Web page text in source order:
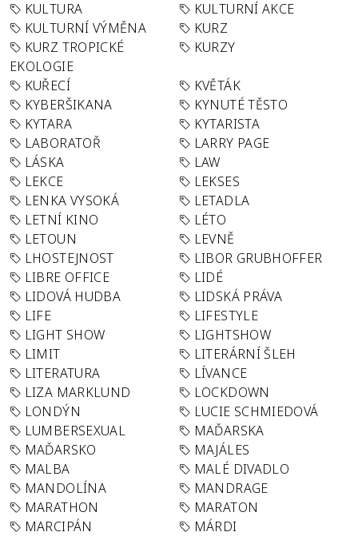
KULTURA
KULTURNÍ AKCE
KULTURNÍ VÝMĚNA
KURZ
KURZ TROPICKÉ
EKOLOGIE
KURZY
KUŘECÍ
KVĚTÁK
KYBERŠIKANA
KYNUTÉ TĚSTO
KYTARA
KYTARISTA
LABORATOŘ
LARRY PAGE
LÁSKA
LAW
LEKCE
LEKSES
LENKA VYSOKÁ
LETADLA
LETNÍ KINO
LÉTO
LETOUN
LEVNĚ
LHOSTEJNOST
LIBOR GRUBHOFFER
LIBRE OFFICE
LIDÉ
LIDOVÁ HUDBA
LIDSKÁ PRÁVA
LIFE
LIFESTYLE
LIGHT SHOW
LIGHTSHOW
LIMIT
LITERÁRNÍ ŠLEH
LITERATURA
LÍVANCE
LIZA MARKLUND
LOCKDOWN
LONDÝN
LUCIE SCHMIEDOVÁ
LUMBERSEXUAL
MAĎARSKA
MAĎARSKO
MAJÁLES
MALBA
MALÉ DIVADLO
MANDOLÍNA
MANDRAGE
MARATHON
MARATON
MARCIPÁN
MÁRDI